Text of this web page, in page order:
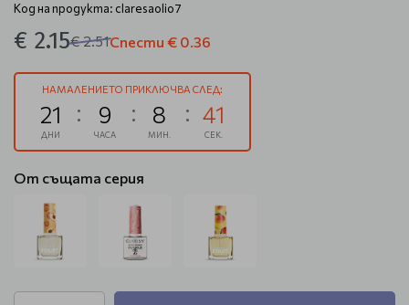
Код на продукта: claresaolio7
€ 2.15€ 2.51Спести € 0.36
НАМАЛЕНИЕТО ПРИКЛЮЧВА СЛЕД:
21
ДНИ
9
ЧАСА
8
МИН.
40
СЕК.
От същата серия